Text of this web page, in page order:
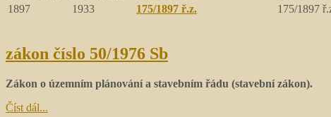
1897
1933 175/1897 ř.z. 175/1897
zákon číslo 50/1976 Sb
Zákon o územním plánování a stavebním řádu (stavební zákon).
Číst dál...